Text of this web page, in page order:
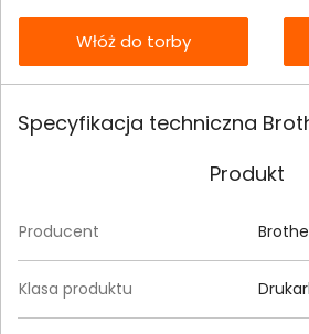
Włóż do torby
Specyfikacja techniczna
Produkt
Producent
Klasa produktu